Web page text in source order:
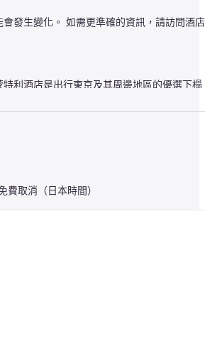
發生變化。 如需更準確的資訊，請訪問酒店
利酒店是出行東京及其周邊地區的優選下榻
費房內無線網路， 24小時前臺， 無障礙設
，將一天的壓力與壓力拋之腦後。 酒店內的
利酒店是探索東京市的完美基地。
費取消（日本時間）